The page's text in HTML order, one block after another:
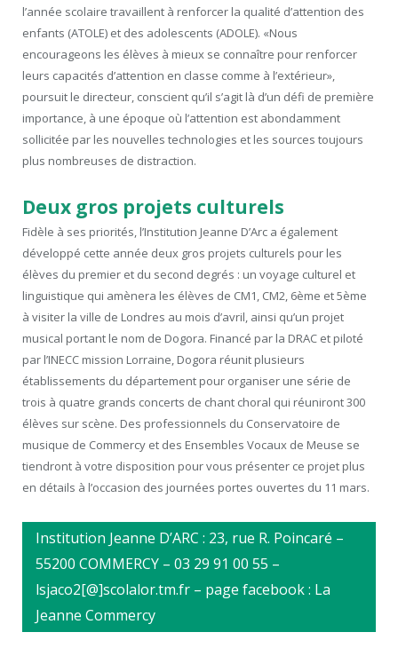
l’année scolaire travaillent à renforcer la qualité d’attention des
enfants (ATOLE) et des adolescents (ADOLE). «Nous
encourageons les élèves à mieux se connaître pour renforcer
leurs capacités d’attention en classe comme à l’extérieur»,
poursuit le directeur, conscient qu’il s’agit là d’un défi de première
importance, à une époque où l’attention est abondamment
sollicitée par les nouvelles technologies et les sources toujours
plus nombreuses de distraction.
Deux gros projets culturels
Fidèle à ses priorités, l’Institution Jeanne D’Arc a également
développé cette année deux gros projets culturels pour les
élèves du premier et du second degrés : un voyage culturel et
linguistique qui amènera les élèves de CM1, CM2, 6ème et 5ème
à visiter la ville de Londres au mois d’avril, ainsi qu’un projet
musical portant le nom de Dogora. Financé par la DRAC et piloté
par l’INECC mission Lorraine, Dogora réunit plusieurs
établissements du département pour organiser une série de
trois à quatre grands concerts de chant choral qui réuniront 300
élèves sur scène. Des professionnels du Conservatoire de
musique de Commercy et des Ensembles Vocaux de Meuse se
tiendront à votre disposition pour vous présenter ce projet plus
en détails à l’occasion des journées portes ouvertes du 11 mars.
Institution Jeanne D’ARC : 23, rue R. Poincaré –
55200 COMMERCY – 03 29 91 00 55 –
lsjaco2[@]scolalor.tm.fr – page facebook : La
Jeanne Commercy